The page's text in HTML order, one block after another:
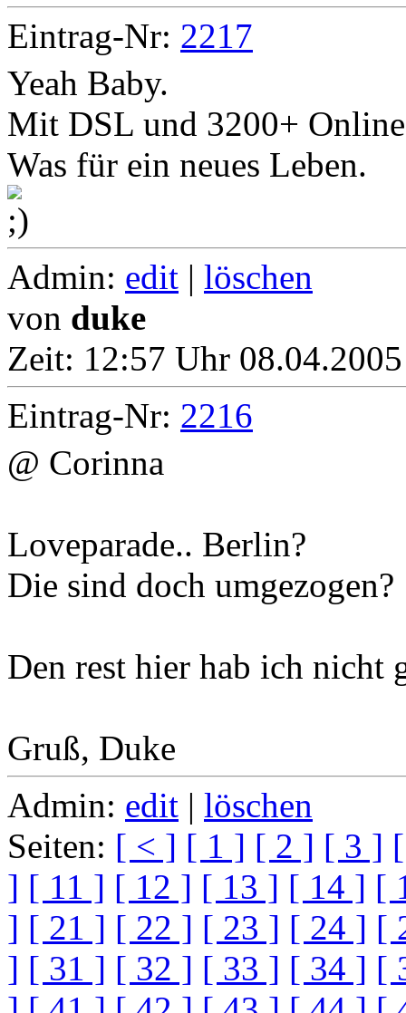
Eintrag-Nr: 2217
Yeah Baby.
Mit DSL und 3200+
Was für ein neues Leben.
Admin: edit | löschen
von duke
Zeit: 12:57 Uhr
Eintrag-Nr: 2216
@ Corinna
Loveparade.. Berlin?
Die sind doch umgezogen?
Den rest hier hab ich nicht
Gruß, Duke
Admin: edit | löschen
Seiten: [ < ] [ 1 ] [ 2 ] [ 3 ]
] [ 11 ] [ 12 ] [ 13 ] [ 14 ] [
] [ 21 ] [ 22 ] [ 23 ] [ 24 ] [
] [ 31 ] [ 32 ] [ 33 ] [ 34 ] [